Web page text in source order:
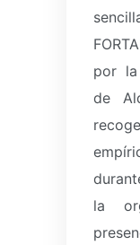
por la
de
la